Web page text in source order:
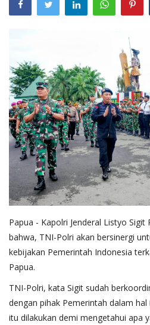
Lantas
Satwil
Papua - Kapolri Jenderal Listyo
bahwa, TNI-Polri akan bersinergi
kebijakan Pemerintah Indonesia
Papua.
TNI-Polri, kata Sigit sudah
dengan pihak Pemerintah dalam hal
itu dilakukan demi mengetahui apa